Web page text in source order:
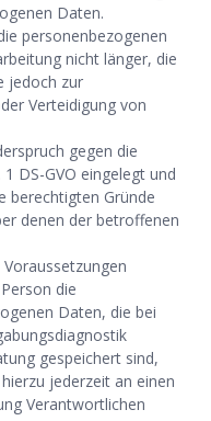
Daten.
personenbezogenen
nicht länger, die
jedoch zur
Verteidigung von
gegen die
DS-GVO eingelegt und
berechtigten Gründe
denen der betroffenen
die
Daten, die bei
gespeichert sind,
jederzeit an einen
Verantwortlichen